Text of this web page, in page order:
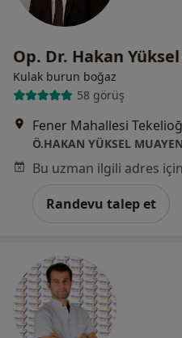
Op. Dr. Hakan Yüksel
Kulak burun boğaz
58 görüş
Ö.HAKAN YÜKSEL
Randevu talep et